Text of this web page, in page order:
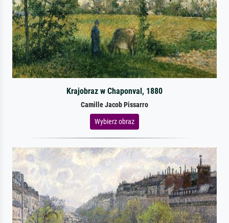
Krajobraz w Chaponval, 1880
Camille Jacob Pissarro
Wybierz obraz